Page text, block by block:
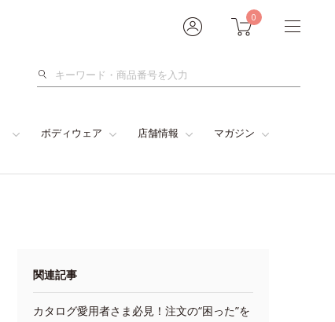
0
検
ボディウェア 店舗情報 マガジン
関連記事
カタログ愛用者さま必見！注文の“困った”を